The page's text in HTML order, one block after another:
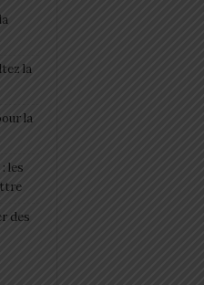
la
la
les
des